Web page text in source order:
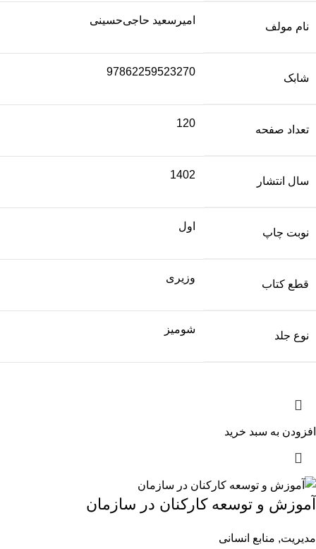
نام مولف
امیرسعید حاجی‌حسینی
شابک
97862259523270
تعداد صفحه
120
سال انتشار
1402
نوبت چاپ
اول
قطع کتاب
وزیری
نوع جلد
شومیز
افزودن به سبد خرید
آموزش و توسعه کارکنان در سازمان
مدیریت, منابع انسانی